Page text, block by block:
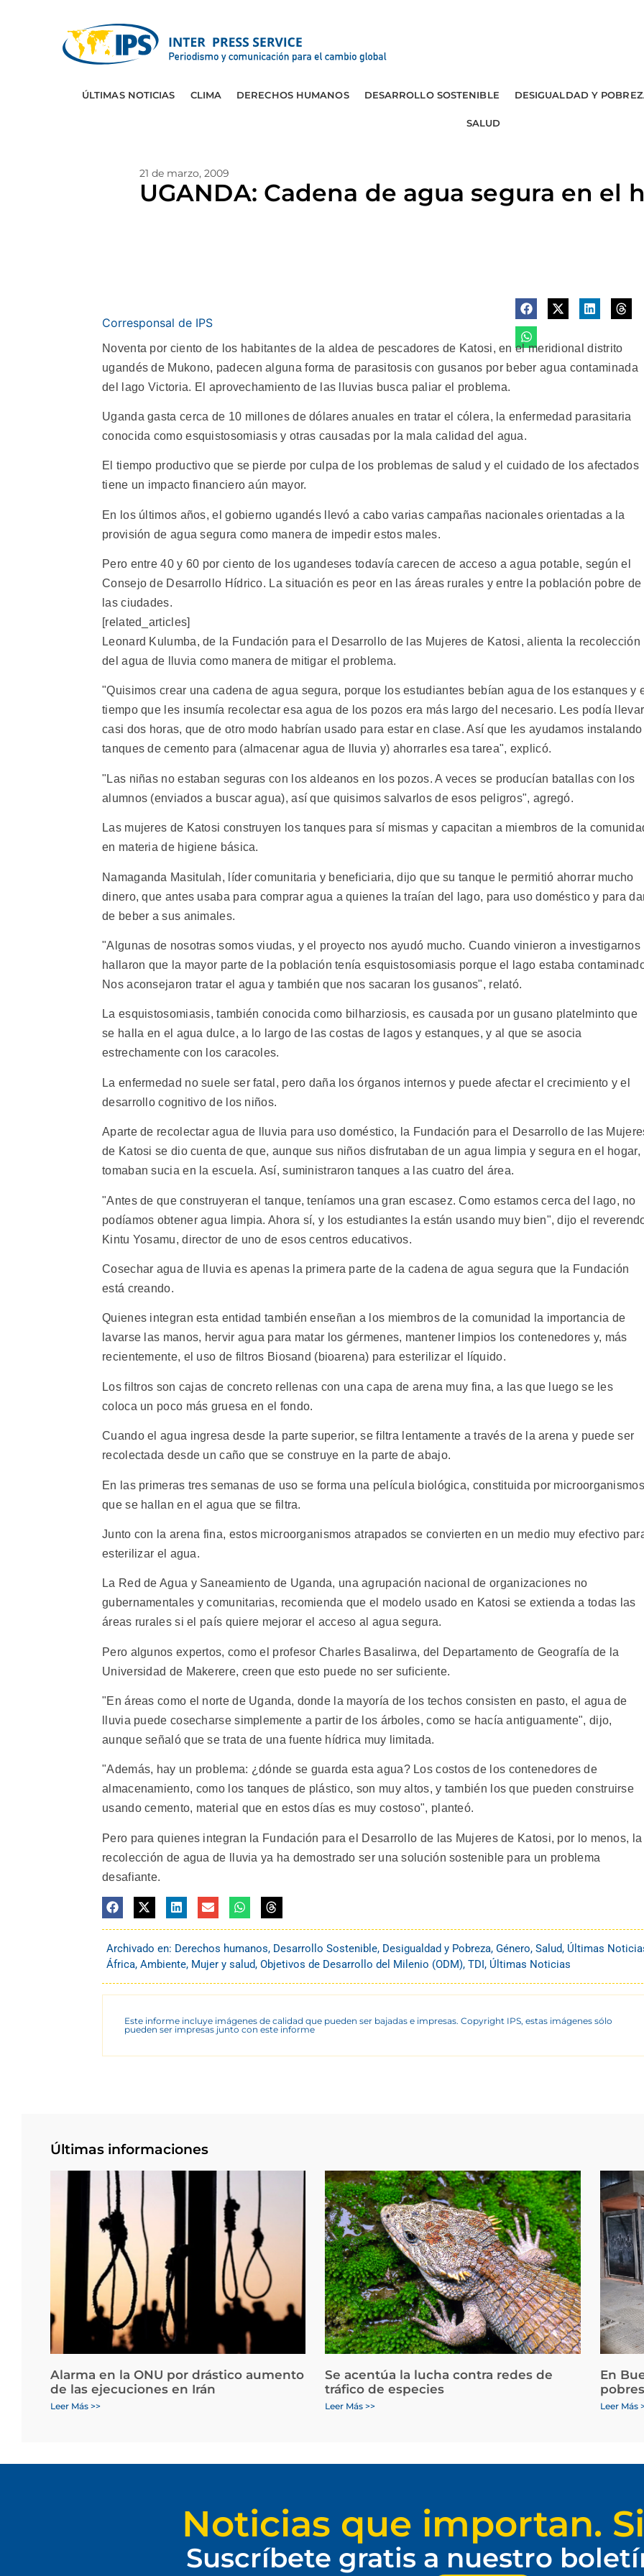
ÚLTIMAS NOTICIAS CLIMA DERECHOS HUMANOS DESARROLLO SOSTENIBLE DESIGUALDAD Y
SALUD
21 de marzo, 2009
UGANDA: Cadena de agua segura en el
Corresponsal de IPS
Noventa por ciento de los habitantes de la aldea de pescadores de Katosi, en el meridional distrito
ugandés de Mukono, padecen alguna forma de parasitosis con gusanos por beber agua contaminada
del lago Victoria. El aprovechamiento de las lluvias busca paliar el problema.
Uganda gasta cerca de 10 millones de dólares anuales en tratar el cólera, la enfermedad parasitaria
conocida como esquistosomiasis y otras causadas por la mala calidad del agua.
El tiempo productivo que se pierde por culpa de los problemas de salud y el cuidado de los afectados
tiene un impacto financiero aún mayor.
En los últimos años, el gobierno ugandés llevó a cabo varias campañas nacionales orientadas a la
provisión de agua segura como manera de impedir estos males.
Pero entre 40 y 60 por ciento de los ugandeses todavía carecen de acceso a agua potable, según el
Consejo de Desarrollo Hídrico. La situación es peor en las áreas rurales y entre la población pobre de
las ciudades.
[related_articles]
Leonard Kulumba, de la Fundación para el Desarrollo de las Mujeres de Katosi, alienta la recolección
del agua de lluvia como manera de mitigar el problema.
"Quisimos crear una cadena de agua segura, porque los estudiantes bebían agua de los estanques y
tiempo que les insumía recolectar esa agua de los pozos era más largo del necesario. Les podía llevar
casi dos horas, que de otro modo habrían usado para estar en clase. Así que les ayudamos instalando
tanques de cemento para (almacenar agua de lluvia y) ahorrarles esa tarea", explicó.
"Las niñas no estaban seguras con los aldeanos en los pozos. A veces se producían batallas con los
alumnos (enviados a buscar agua), así que quisimos salvarlos de esos peligros", agregó.
Las mujeres de Katosi construyen los tanques para sí mismas y capacitan a miembros de la
en materia de higiene básica.
Namaganda Masitulah, líder comunitaria y beneficiaria, dijo que su tanque le permitió ahorrar mucho
dinero, que antes usaba para comprar agua a quienes la traían del lago, para uso doméstico y para
de beber a sus animales.
"Algunas de nosotras somos viudas, y el proyecto nos ayudó mucho. Cuando vinieron a investigarnos
hallaron que la mayor parte de la población tenía esquistosomiasis porque el lago estaba
Nos aconsejaron tratar el agua y también que nos sacaran los gusanos", relató.
La esquistosomiasis, también conocida como bilharziosis, es causada por un gusano platelminto que
se halla en el agua dulce, a lo largo de las costas de lagos y estanques, y al que se asocia
estrechamente con los caracoles.
La enfermedad no suele ser fatal, pero daña los órganos internos y puede afectar el crecimiento y el
desarrollo cognitivo de los niños.
Aparte de recolectar agua de lluvia para uso doméstico, la Fundación para el Desarrollo de las
de Katosi se dio cuenta de que, aunque sus niños disfrutaban de un agua limpia y segura en el hogar,
tomaban sucia en la escuela. Así, suministraron tanques a las cuatro del área.
"Antes de que construyeran el tanque, teníamos una gran escasez. Como estamos cerca del lago, no
podíamos obtener agua limpia. Ahora sí, y los estudiantes la están usando muy bien", dijo el
Kintu Yosamu, director de uno de esos centros educativos.
Cosechar agua de lluvia es apenas la primera parte de la cadena de agua segura que la Fundación
está creando.
Quienes integran esta entidad también enseñan a los miembros de la comunidad la importancia de
lavarse las manos, hervir agua para matar los gérmenes, mantener limpios los contenedores y, más
recientemente, el uso de filtros Biosand (bioarena) para esterilizar el líquido.
Los filtros son cajas de concreto rellenas con una capa de arena muy fina, a las que luego se les
coloca un poco más gruesa en el fondo.
Cuando el agua ingresa desde la parte superior, se filtra lentamente a través de la arena y puede ser
recolectada desde un caño que se construye en la parte de abajo.
En las primeras tres semanas de uso se forma una película biológica, constituida por microorganismos
que se hallan en el agua que se filtra.
Junto con la arena fina, estos microorganismos atrapados se convierten en un medio muy efectivo
esterilizar el agua.
La Red de Agua y Saneamiento de Uganda, una agrupación nacional de organizaciones no
gubernamentales y comunitarias, recomienda que el modelo usado en Katosi se extienda a todas las
áreas rurales si el país quiere mejorar el acceso al agua segura.
Pero algunos expertos, como el profesor Charles Basalirwa, del Departamento de Geografía de la
Universidad de Makerere, creen que esto puede no ser suficiente.
"En áreas como el norte de Uganda, donde la mayoría de los techos consisten en pasto, el agua de
lluvia puede cosecharse simplemente a partir de los árboles, como se hacía antiguamente", dijo,
aunque señaló que se trata de una fuente hídrica muy limitada.
"Además, hay un problema: ¿dónde se guarda esta agua? Los costos de los contenedores de
almacenamiento, como los tanques de plástico, son muy altos, y también los que pueden construirse
usando cemento, material que en estos días es muy costoso", planteó.
Pero para quienes integran la Fundación para el Desarrollo de las Mujeres de Katosi, por lo menos, la
recolección de agua de lluvia ya ha demostrado ser una solución sostenible para un problema
desafiante.
Archivado en: Derechos humanos, Desarrollo Sostenible, Desigualdad y Pobreza, Género, Salud, Últimas
África, Ambiente, Mujer y salud, Objetivos de Desarrollo del Milenio (ODM), TDI, Últimas Noticias
Este informe incluye imágenes de calidad que pueden ser bajadas e impresas. Copyright IPS, estas imágenes sólo
pueden ser impresas junto con este informe
Últimas informaciones
Alarma en la ONU por drástico aumento
de las ejecuciones en Irán
Leer Más >>
Se acentúa la lucha contra redes de
tráfico de especies
Leer Más >>
En
Leer Más
Noticias que importan.
Suscríbete gratis a nuestro